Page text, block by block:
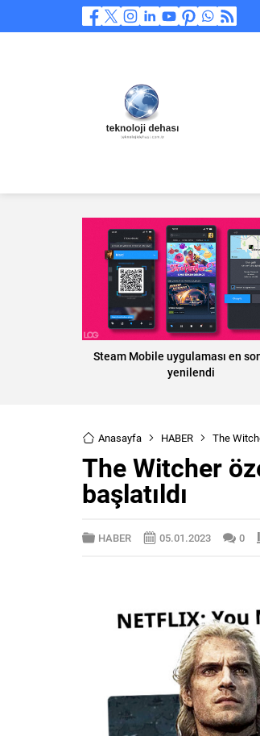
Steam Mobile uygulaması en
yenilendi
Anasayfa HABER The
The Witcher
başlatıldı
HABER 05.01.2023 0